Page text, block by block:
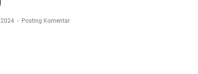
Kita Merdeka Dari Hawa Nafsu?
Posting Komentar